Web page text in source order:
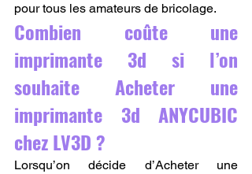
pour tous les amateurs de bricolage.
Combien coûte une
imprimante 3d si l’on
souhaite Acheter une
imprimante 3d ANYCUBIC
chez LV3D ?
Lorsqu’on décide d’Acheter une